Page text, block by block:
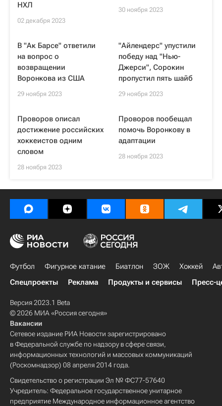
НХЛ
02 декабря 2023
30 ноября 2023
В "Ак Барсе" ответили
на вопрос о
возвращении
Воронкова из США
29 ноября 2023
"Айлендерс" упустили
победу над "Нью-
Джерси", Сорокин
пропустил пять шайб
29 ноября 2023
Проворов описал
достижение российских
хоккеистов одним
словом
28 ноября 2023
Проворов пообещал
помочь Воронкову в
адаптации
28 ноября 2023
Футбол Фигурное катание Биатлон ЗОЖ Хоккей
Спецпроекты
Реклама Продукты и сервисы Пресс-
Версия 2023.1 Beta
© 2026 МИА «Россия сегодня»
Вакансии
Сетевое издание РИА Новости зарегистрировано
в Федеральной службе по надзору в сфере связи,
информационных технологий и массовых коммуникаций
(Роскомнадзор) 08 апреля 2014 года.
Свидетельство о регистрации Эл № ФС77-57640
Учредитель: Федеральное государственное унитарное
предприятие Международное информационное агентство